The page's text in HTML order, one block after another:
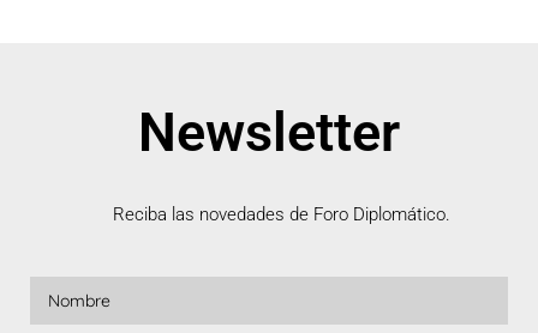
Newsletter
Reciba las novedades de Foro Diplomático.